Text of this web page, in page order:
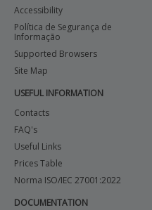
Accessibility
Política de Segurança de
Informação
Supported Browsers
Site Map
USEFUL INFORMATION
Contacts
FAQ's
Useful Links
Prices Table
Norma ISO/IEC 27001:2022
DOCUMENTATION